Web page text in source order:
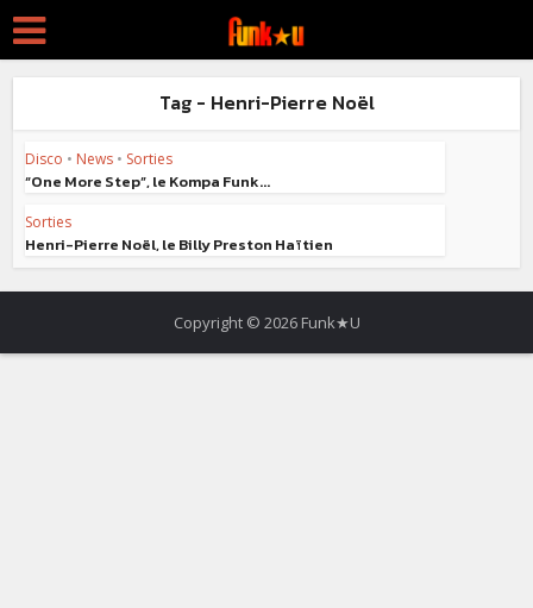
Tag - Henri-Pierre Noël
Disco • News • Sorties
“One More Step”, le Kompa Funk...
Sorties
Henri-Pierre Noël, le Billy Preston Haïtien
Copyright © 2026 Funk★U